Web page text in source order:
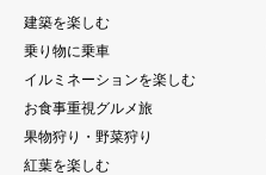
建築を楽しむ
乗り物に乗車
イルミネーションを楽しむ
お食事重視グルメ旅
果物狩り・野菜狩り
紅葉を楽しむ